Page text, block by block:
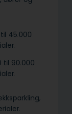
45.000
til 90.000